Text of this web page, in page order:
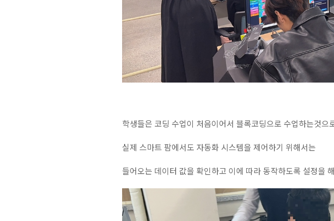
학생들은 코딩 수업이 처음이어서 블록코딩으로 수업하는것으
실제 스마트 팜에서도 자동화 시스템을 제어하기 위해서는
들어오는 데이터 값을 확인하고 이에 따라 동작하도록 설정을